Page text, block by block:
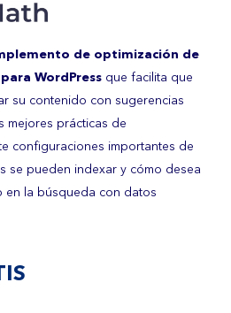
de optimización de
WordPress que facilita que
su contenido con sugerencias
mejores prácticas de
configuraciones importantes de
se pueden indexar y cómo desea
en la búsqueda con datos